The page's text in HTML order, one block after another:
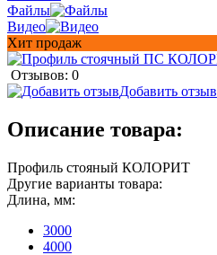
Файлы
Видео
Хит продаж
Отзывов: 0
Добавить отзыв
Описание товара:
Профиль стояный КОЛОРИТ
Другие варианты товара:
Длина, мм:
3000
4000